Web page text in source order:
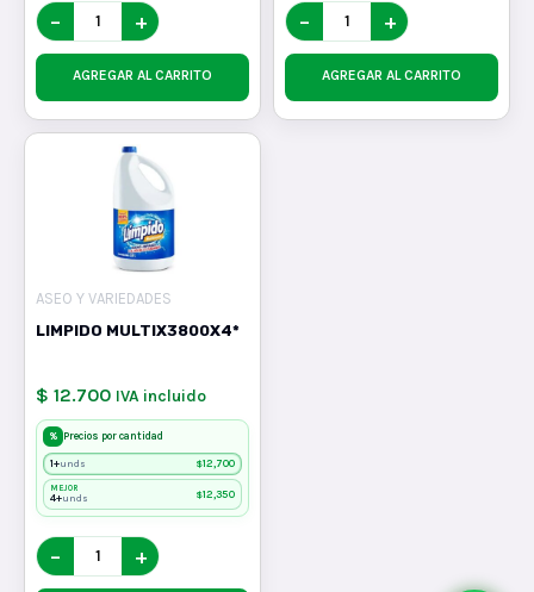
− +
AGREGAR AL CARRITO
− +
AGREGAR AL CARRITO
ASEO Y VARIEDADES
LIMPIDO MULTIX3800X4*
$ 12.700 IVA incluido
% Precios por cantidad
1+unds $12,700
MEJOR
4+unds $12,350
− +